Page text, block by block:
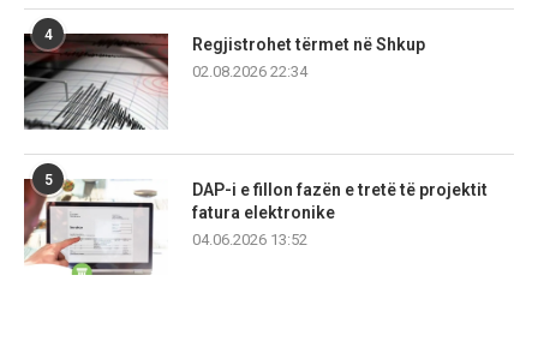
4
Regjistrohet tërmet në Shkup
02.08.2026 22:34
5
DAP-i e fillon fazën e tretë të projektit
fatura elektronike
04.06.2026 13:52